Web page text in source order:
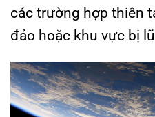
các trường hợp thiên
đảo hoặc khu vực bị